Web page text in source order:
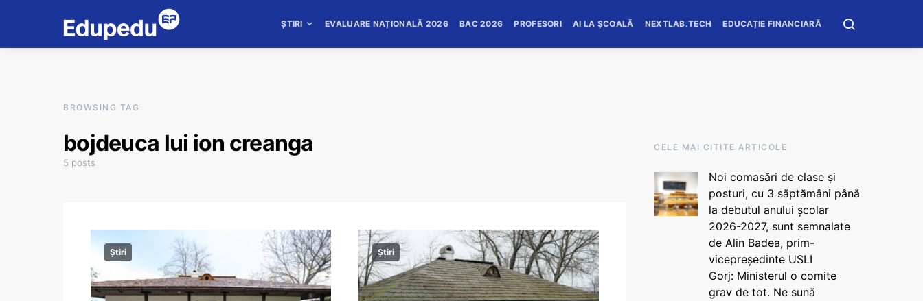
ȘTIRI EVALUARE NAȚIONALĂ 2026 BAC 2026 PROFESORI AI LA ȘCOALĂ NEXTLAB.TECH EDUCAȚIE FINANCIARĂ
BROWSING TAG
bojdeuca lui ion creanga
5 posts
Știri Știri
CELE MAI CITITE ARTICOLE
Noi comasări de clase și
posturi, cu 3 săptămâni până
la debutul anului școlar
2026-2027, sunt semnalate
de Alin Badea, prim-
vicepreședinte USLI
Gorj: Ministerul o comite
grav de tot. Ne sună